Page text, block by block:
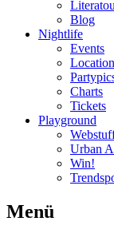
Blog
Nightlife
Events
Charts
Tickets
Playground
Urban
Win!
Menü